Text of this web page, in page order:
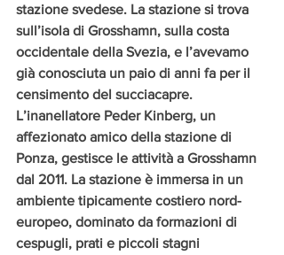
stazione svedese. La stazione si trova
sull’isola di Grosshamn, sulla costa
occidentale della Svezia, e l’avevamo
già conosciuta un paio di anni fa per il
censimento del succiacapre.
L’inanellatore Peder Kinberg, un
affezionato amico della stazione di
Ponza, gestisce le attività a Grosshamn
dal 2011. La stazione è immersa in un
ambiente tipicamente costiero nord-
europeo, dominato da formazioni di
cespugli, prati e piccoli stagni